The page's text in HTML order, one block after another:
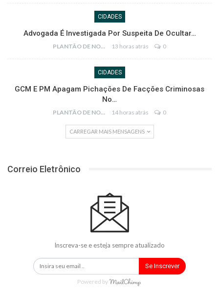
CIDADES
Advogada É Investigada Por Suspeita De Ocultar…
PLANTÃO DE NOTÍCIAS 13 horas atrás 0
CIDADES
GCM E PM Apagam Pichações De Facções Criminosas
No…
PLANTÃO DE NOTÍCIAS 14 horas atrás 0
CARREGAR MAIS MENSAGENS
Correio Eletrônico
Inscreva-se e esteja sempre atualizado
Se Inscrever
Powered by